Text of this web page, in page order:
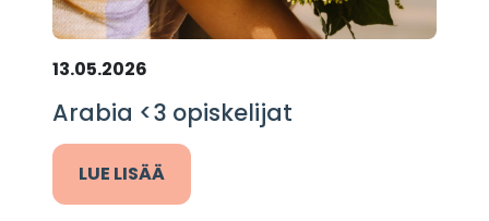
13.05.2026
Arabia <3 opiskelijat
LUE LISÄÄ